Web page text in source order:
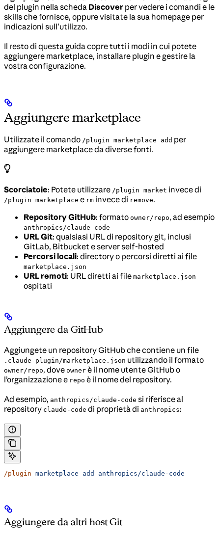
del plugin nella scheda Discover per vedere i comandi e le
skills che fornisce, oppure visitate la sua homepage per
indicazioni sull’utilizzo.
Il resto di questa guida copre tutti i modi in cui potete
aggiungere marketplace, installare plugin e gestire la
vostra configurazione.
Aggiungere marketplace
Utilizzate il comando /plugin marketplace add per
aggiungere marketplace da diverse fonti.
Scorciatoie: Potete utilizzare /plugin market invece di
/plugin marketplace e rm invece di remove.
Repository GitHub: formato owner/repo, ad esempio
anthropics/claude-code
URL Git: qualsiasi URL di repository git, inclusi
GitLab, Bitbucket e server self-hosted
Percorsi locali: directory o percorsi diretti ai file
marketplace.json
URL remoti: URL diretti ai file marketplace.json
ospitati
Aggiungere da GitHub
Aggiungete un repository GitHub che contiene un file
.claude-plugin/marketplace.json utilizzando il formato
owner/repo, dove owner è il nome utente GitHub o
l’organizzazione e repo è il nome del repository.
Ad esempio, anthropics/claude-code si riferisce al
repository claude-code di proprietà di anthropics:
/plugin marketplace add anthropics/claude-code
Aggiungere da altri host Git